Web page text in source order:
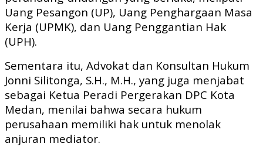
Uang Pesangon (UP), Uang Penghargaan Masa
Kerja (UPMK), dan Uang Penggantian Hak
(UPH).
Sementara itu, Advokat dan Konsultan Hukum
Jonni Silitonga, S.H., M.H., yang juga menjabat
sebagai Ketua Peradi Pergerakan DPC Kota
Medan, menilai bahwa secara hukum
perusahaan memiliki hak untuk menolak
anjuran mediator.